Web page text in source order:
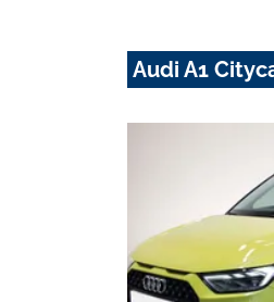
Audi A1